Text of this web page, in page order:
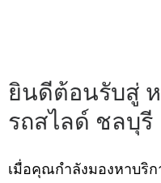
ยินดีต้อนรับสู่
รถสไลด์ ชลบุรี
เมื่อคุณกำลังมองหาบริก